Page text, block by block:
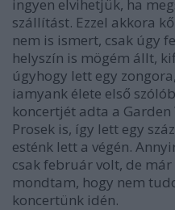
ingyen elvihetjük, ha
szállítást. Ezzel akkora
nem is ismert, csak úgy
helyszín is mögém állt,
úgyhogy lett egy
iamyank élete első
koncertjét adta a
Prosek is, így lett egy
esténk lett a végén.
csak február volt, de
mondtam, hogy nem
koncertünk idén.